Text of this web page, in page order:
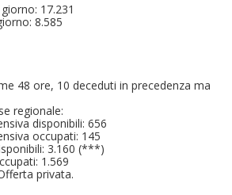
17.231
8.585
48 ore, 10 deceduti in precedenza ma
regionale:
disponibili: 656
occupati: 145
3.160 (***)
1.569
privata.